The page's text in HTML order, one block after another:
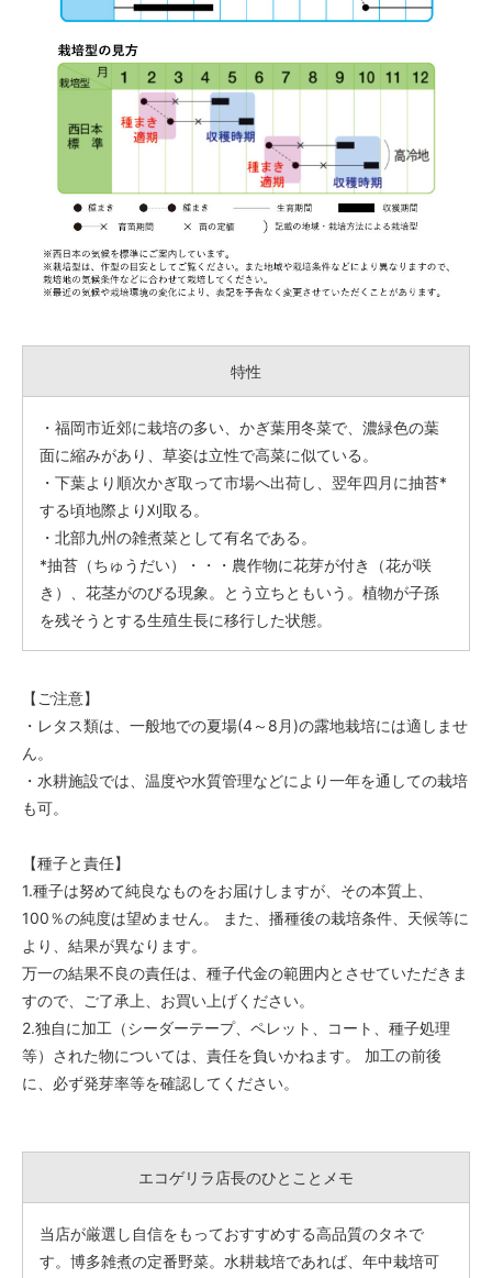
特性
・福岡市近郊に栽培の多い、かぎ葉用冬菜で、濃緑色の葉
面に縮みがあり、草姿は立性で高菜に似ている。
・下葉より順次かぎ取って市場へ出荷し、翌年四月に抽苔*
する頃地際より刈取る。
・北部九州の雑煮菜として有名である。
*抽苔（ちゅうだい）・・・農作物に花芽が付き（花が咲
き）、花茎がのびる現象。とう立ちともいう。植物が子孫
を残そうとする生殖生長に移行した状態。
【ご注意】
・レタス類は、一般地での夏場(4～8月)の露地栽培には適しませ
ん。
・水耕施設では、温度や水質管理などにより一年を通しての栽培
も可。
【種子と責任】
1.種子は努めて純良なものをお届けしますが、その本質上、
100％の純度は望めません。 また、播種後の栽培条件、天候等に
より、結果が異なります。
万一の結果不良の責任は、種子代金の範囲内とさせていただきま
すので、ご了承上、お買い上げください。
2.独自に加工（シーダーテープ、ペレット、コート、種子処理
等）された物については、責任を負いかねます。 加工の前後
に、必ず発芽率等を確認してください。
エコゲリラ店長のひとことメモ
当店が厳選し自信をもっておすすめする高品質のタネで
す。博多雑煮の定番野菜。水耕栽培であれば、年中栽培可